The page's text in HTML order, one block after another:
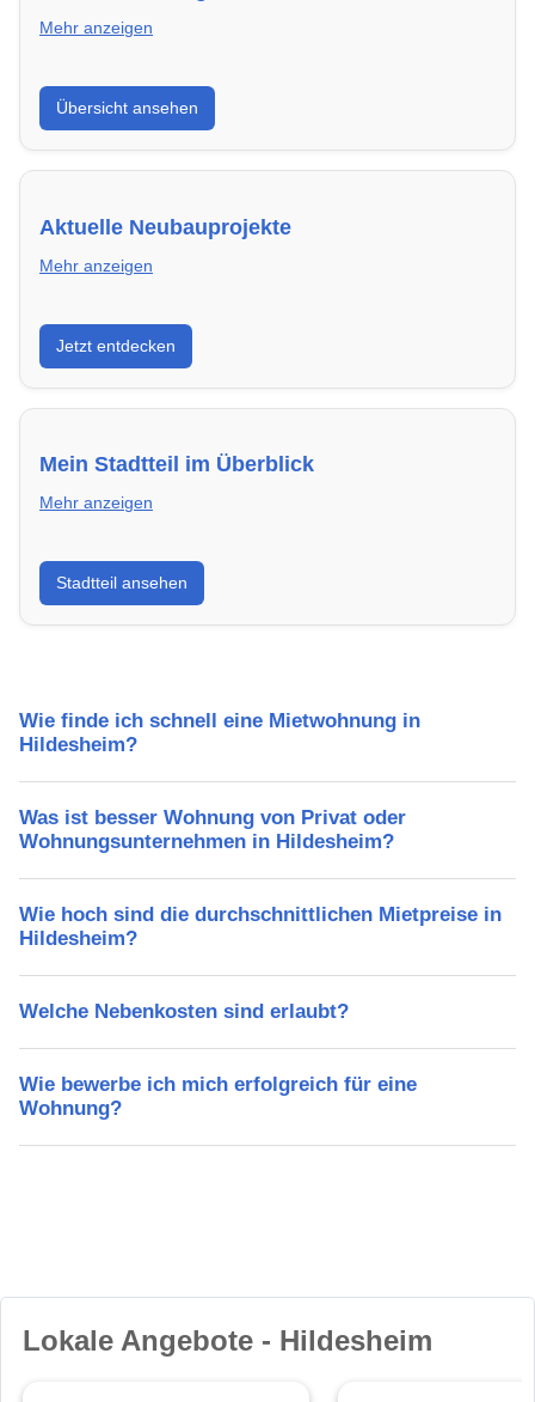
Mehr anzeigen
Hier findest du die wichtigsten Anbieter in Hildesheim
– von Genossenschaften bis zu privaten Vermietern.
Übersicht ansehen
Aktuelle Neubauprojekte
Mehr anzeigen
Entdecke Neubauprojekte in Hildesheim – modern,
energieeffizient und sofort bezugsfertig.
Jetzt entdecken
Mein Stadtteil im Überblick
Mehr anzeigen
Erfahre mehr über deinen Stadtteil in Hildesheim:
Lebensqualität, Verkehrsanbindung, Schulen,
Freizeitmöglichkeiten und Mietpreise.
Stadtteil ansehen
Wie finde ich schnell eine Mietwohnung in
Hildesheim?
Was ist besser Wohnung von Privat oder
Wohnungsunternehmen in Hildesheim?
Wie hoch sind die durchschnittlichen Mietpreise in
Hildesheim?
Welche Nebenkosten sind erlaubt?
Wie bewerbe ich mich erfolgreich für eine
Wohnung?
Lokale Angebote - Hildesheim